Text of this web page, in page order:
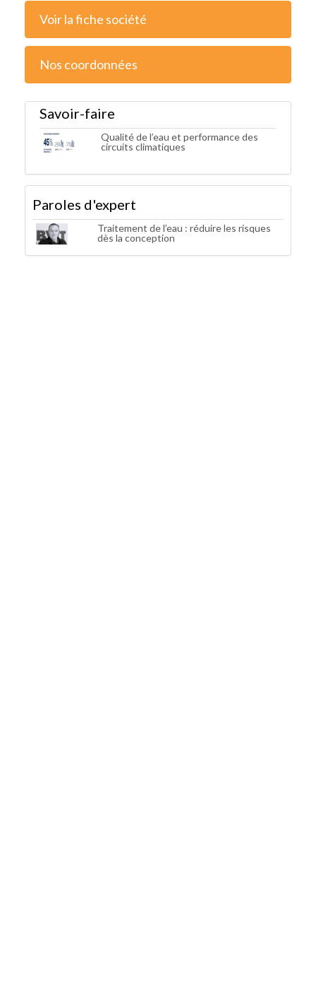
Voir la fiche société
Nos coordonnées
Savoir-faire
Qualité de l’eau et performance des
circuits climatiques
Paroles d'expert
Traitement de l’eau : réduire les risques
dès la conception